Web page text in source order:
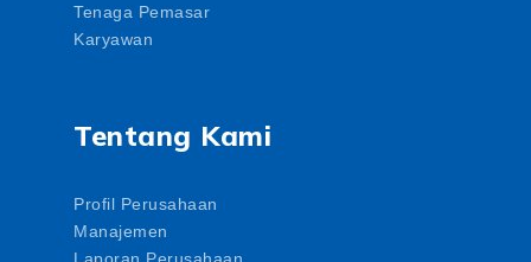
Tenaga Pemasar
Karyawan
Tentang Kami
Profil Perusahaan
Manajemen
Laporan Perusahaan